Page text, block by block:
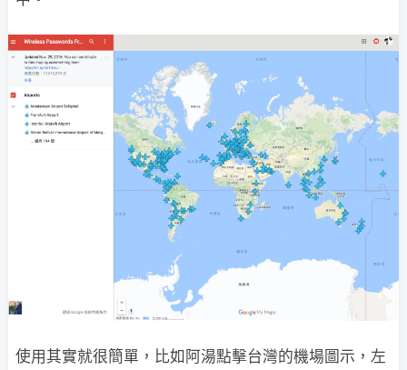
使用其實就很簡單，比如阿湯點擊台灣的機場圖示，左